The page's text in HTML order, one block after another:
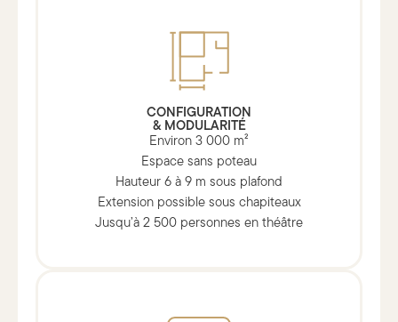
CONFIGURATION
& MODULARITÉ
Environ 3 000 m²
Espace sans poteau
Hauteur 6 à 9 m sous plafond
Extension possible sous chapiteaux
Jusqu’à 2 500 personnes en théâtre